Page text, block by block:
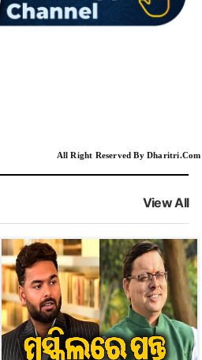
All Right Reserved By Dharitri.Com
View All